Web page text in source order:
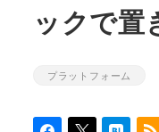
ックで置
カテゴリー
プラットフォーム